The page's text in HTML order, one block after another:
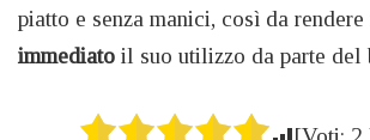
piatto e senza manici, così da rendere
immediato il suo utilizzo da parte del